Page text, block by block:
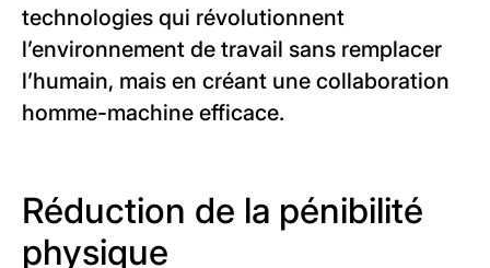
technologies qui révolutionnent
l’environnement de travail sans remplacer
l’humain, mais en créant une collaboration
homme-machine efficace.
Réduction de la pénibilité
physique